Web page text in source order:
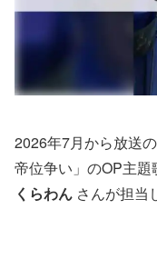
2026年7月から放送
帝位争い」のOP主題
くらわん さんが担当